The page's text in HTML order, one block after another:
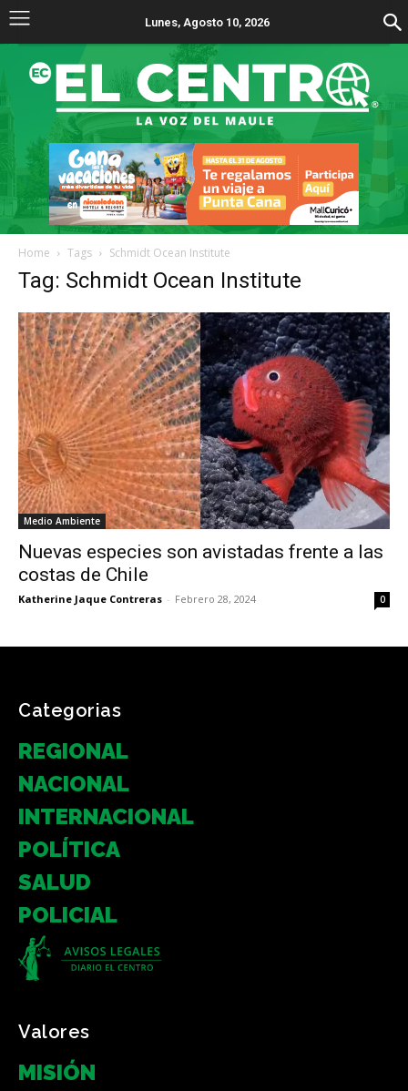
Lunes, Agosto 10, 2026
Home Tags Schmidt Ocean Institute
Tag: Schmidt Ocean Institute
Medio Ambiente
Nuevas especies son avistadas frente a las
costas de Chile
Katherine Jaque Contreras - Febrero 28, 2024 0
Categorias
REGIONAL
NACIONAL
INTERNACIONAL
POLÍTICA
SALUD
POLICIAL
Valores
MISIÓN